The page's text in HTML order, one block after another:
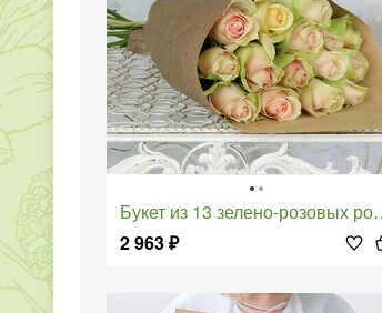
Букет из 13 зелено-розовых роз в крафте Кения 40 см.
2 963₽